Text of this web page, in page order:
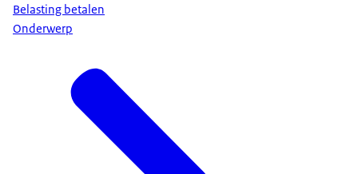
Belasting betalen
Onderwerp